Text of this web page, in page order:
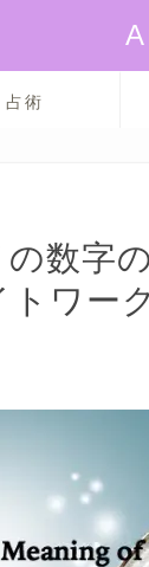
占術
数字
ワー